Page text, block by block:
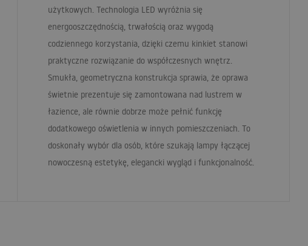
użytkowych. Technologia LED wyróżnia się
energooszczędnością, trwałością oraz wygodą
codziennego korzystania, dzięki czemu kinkiet stanowi
praktyczne rozwiązanie do współczesnych wnętrz.
Smukła, geometryczna konstrukcja sprawia, że oprawa
świetnie prezentuje się zamontowana nad lustrem w
łazience, ale równie dobrze może pełnić funkcję
dodatkowego oświetlenia w innych pomieszczeniach. To
doskonały wybór dla osób, które szukają lampy łączącej
nowoczesną estetykę, elegancki wygląd i funkcjonalność.